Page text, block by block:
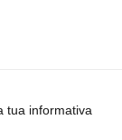
tua informativa